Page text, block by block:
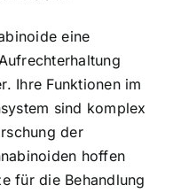
eine
Ihre Funktionen im
sind komplex
der
hoffen
für die Behandlung